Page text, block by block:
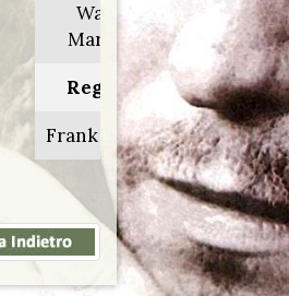
Walter
Maresch
Regia di:
Frank Shields